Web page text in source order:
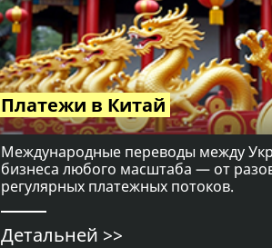
Платежи в Китай
Международные переводы между
бизнеса любого масштаба — от
регулярных платежных потоков.
Детальней >>